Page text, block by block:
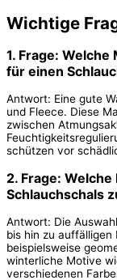
Wichtige
1. Frage:
für einen
Antwort: Eine gute
und Fleece. Diese
zwischen
schützen vor
2. Frage:
Schlauchschals
Antwort: Die
bis hin zu
beispielsweise
winterliche Motive
verschiedenen